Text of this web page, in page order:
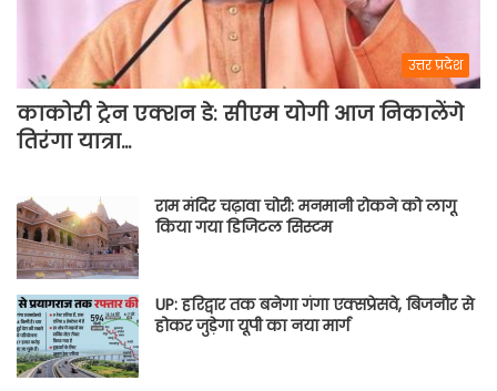
उत्तर प्रदेश
काकोरी ट्रेन एक्शन डे: सीएम योगी आज निकालेंगे
तिरंगा यात्रा…
राम मंदिर चढ़ावा चोरी: मनमानी रोकने को लागू
किया गया डिजिटल सिस्टम
UP: हरिद्वार तक बनेगा गंगा एक्सप्रेसवे, बिजनौर से
होकर जुड़ेगा यूपी का नया मार्ग